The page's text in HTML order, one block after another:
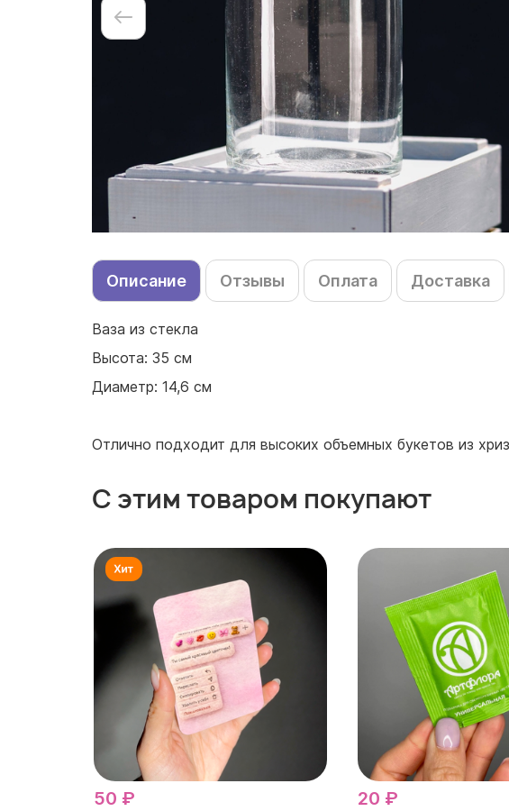
Описание Отзывы Оплата Доставка
Ваза из стекла
Высота: 35 см
Диаметр: 14,6 см
Отлично подходит для высоких объемных букетов из
С этим товаром покупают
50 ₽ 20 ₽